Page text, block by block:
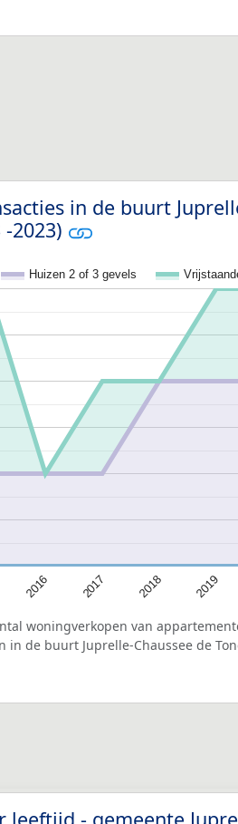
in de buurt
2023)
Huizen 2 of 3 gevels
2016 2017 2018 2019
woningverkopen van
in de buurt Juprelle-Chaussee de
leeftijd - gemeente